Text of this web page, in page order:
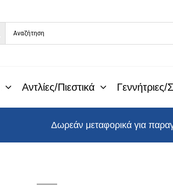
Αντλίες/Πιεστικά
Δωρεάν μεταφορικά για